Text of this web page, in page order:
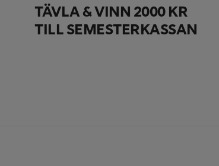
TÄVLA & VINN 2000 KR
TILL SEMESTERKASSAN